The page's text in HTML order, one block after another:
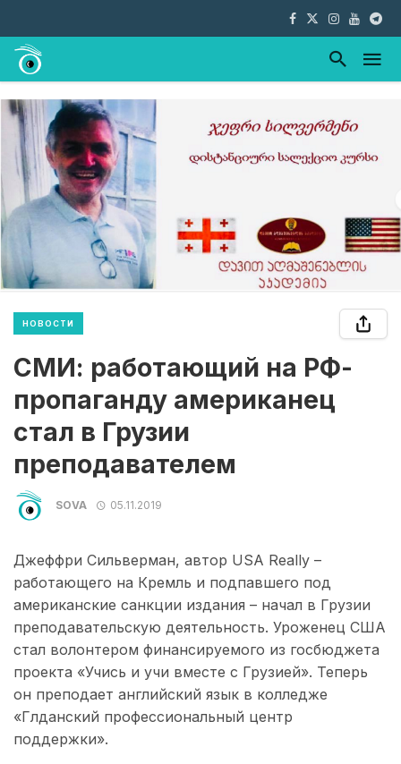
НОВОСТИ
СМИ: работающий на РФ-
пропаганду американец
стал в Грузии
преподавателем
SOVA 05.11.2019
Джеффри Сильверман, автор USA Really –
работающего на Кремль и подпавшего под
американские санкции издания – начал в Грузии
преподавательскую деятельность. Уроженец США
стал волонтером финансируемого из госбюджета
проекта «Учись и учи вместе с Грузией». Теперь
он преподает английский язык в колледже
«Глданский профессиональный центр
поддержки».